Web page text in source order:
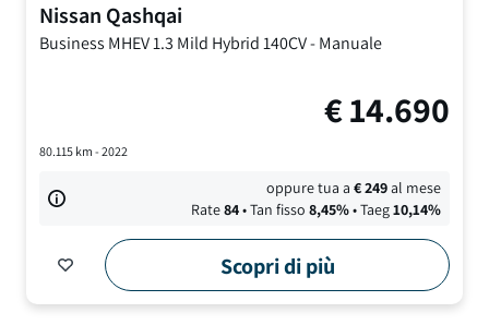
Nissan Qashqai
Business MHEV1.3 Mild Hybrid 140CV-Manuale
€14.690
80.115km - 2022
oppure tua a€249al mese
Rate84• Tan fisso 8,45%• Taeg10,14%
Scopri di più